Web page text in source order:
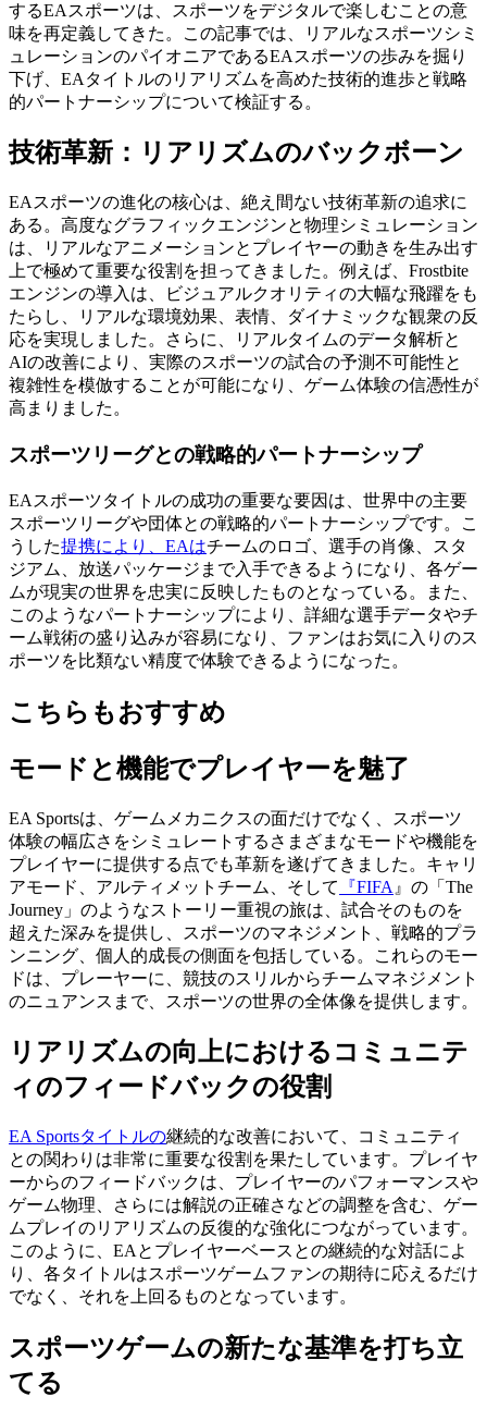
するEAスポーツは、スポーツをデジタルで楽しむことの意
味を再定義してきた。この記事では、リアルなスポーツシミ
ュレーションのパイオニアであるEAスポーツの歩みを掘り
下げ、EAタイトルのリアリズムを高めた技術的進歩と戦略
的パートナーシップについて検証する。
技術革新：リアリズムのバックボーン
EAスポーツの進化の核心は、絶え間ない技術革新の追求に
ある。高度なグラフィックエンジンと物理シミュレーション
は、リアルなアニメーションとプレイヤーの動きを生み出す
上で極めて重要な役割を担ってきました。例えば、Frostbite
エンジンの導入は、ビジュアルクオリティの大幅な飛躍をも
たらし、リアルな環境効果、表情、ダイナミックな観衆の反
応を実現しました。さらに、リアルタイムのデータ解析と
AIの改善により、実際のスポーツの試合の予測不可能性と
複雑性を模倣することが可能になり、ゲーム体験の信憑性が
高まりました。
スポーツリーグとの戦略的パートナーシップ
EAスポーツタイトルの成功の重要な要因は、世界中の主要
スポーツリーグや団体との戦略的パートナーシップです。こ
うした提携により、EAはチームのロゴ、選手の肖像、スタ
ジアム、放送パッケージまで入手できるようになり、各ゲー
ムが現実の世界を忠実に反映したものとなっている。また、
このようなパートナーシップにより、詳細な選手データやチ
ーム戦術の盛り込みが容易になり、ファンはお気に入りのス
ポーツを比類ない精度で体験できるようになった。
こちらもおすすめ
モードと機能でプレイヤーを魅了
EA Sportsは、ゲームメカニクスの面だけでなく、スポーツ
体験の幅広さをシミュレートするさまざまなモードや機能を
プレイヤーに提供する点でも革新を遂げてきました。キャリ
アモード、アルティメットチーム、そして
『FIFA 』の「The
Journey」のようなストーリー重視の旅は、試合そのものを
超えた深みを提供し、スポーツのマネジメント、戦略的プラ
ンニング、個人的成長の側面を包括している。これらのモー
ドは、プレーヤーに、競技のスリルからチームマネジメント
のニュアンスまで、スポーツの世界の全体像を提供します。
リアリズムの向上におけるコミュニテ
ィのフィードバックの役割
EA Sportsタイトルの継続的な改善において、コミュニティ
との関わりは非常に重要な役割を果たしています。プレイヤ
ーからのフィードバックは、プレイヤーのパフォーマンスや
ゲーム物理、さらには解説の正確さなどの調整を含む、ゲー
ムプレイのリアリズムの反復的な強化につながっています。
このように、EAとプレイヤーベースとの継続的な対話によ
り、各タイトルはスポーツゲームファンの期待に応えるだけ
でなく、それを上回るものとなっています。
スポーツゲームの新たな基準を打ち立
てる